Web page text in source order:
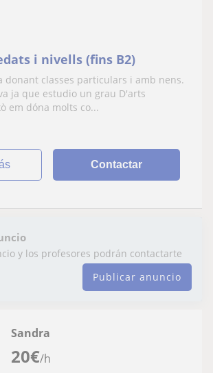
i nivells (fins B2)
donant classes particulars i amb nens.
ja que estudio un grau D'arts
em dóna molts co...
Contactar
y los profesores podrán contactarte
Publicar anuncio
20€/h
Sandra